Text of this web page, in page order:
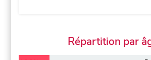
Répartition par